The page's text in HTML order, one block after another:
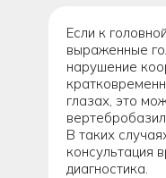
Если к
выраженные
нарушение
глазах, это
В таких
консультация
диагностика.